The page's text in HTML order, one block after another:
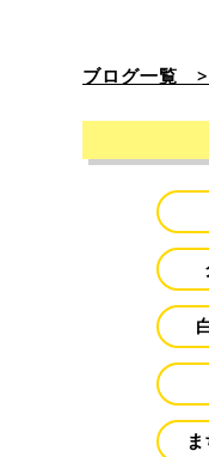
ブログ一覧